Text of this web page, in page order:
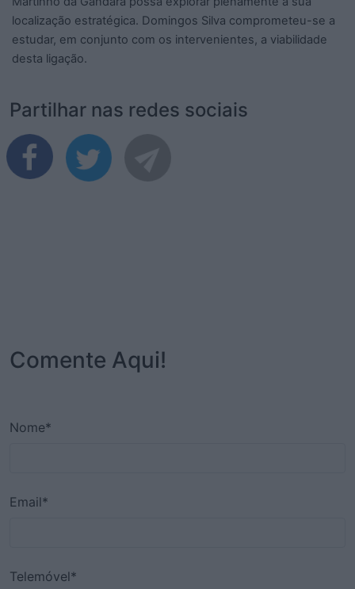
localização estratégica. Domingos Silva comprometeu-se a
estudar, em conjunto com os intervenientes, a viabilidade
desta ligação.
Partilhar nas redes sociais
Comente Aqui!
Nome*
Email*
Telemóvel*